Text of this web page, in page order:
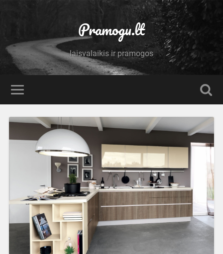
Pramogu.lt
laisvalaikis ir pramogos